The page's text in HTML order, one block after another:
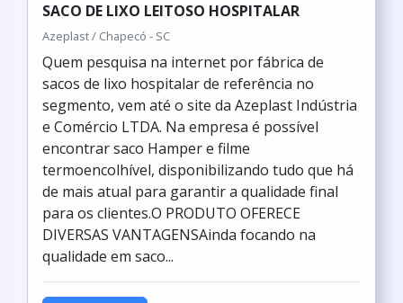
SACO DE LIXO LEITOSO HOSPITALAR
Azeplast / Chapecó - SC
Quem pesquisa na internet por fábrica de
sacos de lixo hospitalar de referência no
segmento, vem até o site da Azeplast Indústria
e Comércio LTDA. Na empresa é possível
encontrar saco Hamper e filme
termoencolhível, disponibilizando tudo que há
de mais atual para garantir a qualidade final
para os clientes.O PRODUTO OFERECE
DIVERSAS VANTAGENSAinda focando na
qualidade em saco...